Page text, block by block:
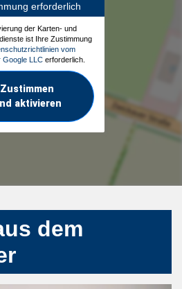
erforderlich
der Karten- und
ist Ihre Zustimmung
vom
Google LLC erforderlich.
Zustimmen
aktivieren
dem